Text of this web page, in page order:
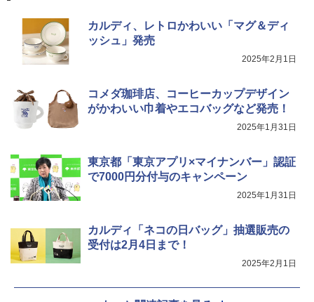
5
シャープ ウォーターオーブン ヘルシオ
AX-XJ1-B ブラック 30L 2段調理 コンベ
￥44,800
カルディ、レトロかわいい「マグ＆ディ
ッシュ」発売
2025年2月1日
コメダ珈琲店、コーヒーカップデザイン
がかわいい巾着やエコバッグなど発売！
2025年1月31日
東京都「東京アプリ×マイナンバー」認証
で7000円分付与のキャンペーン
2025年1月31日
カルディ「ネコの日バッグ」抽選販売の
受付は2月4日まで！
2025年2月1日